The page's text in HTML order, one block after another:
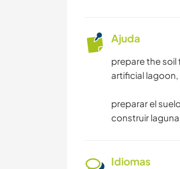
Ajuda
prepare the soil
artificial
preparar el
construir
Idiomas